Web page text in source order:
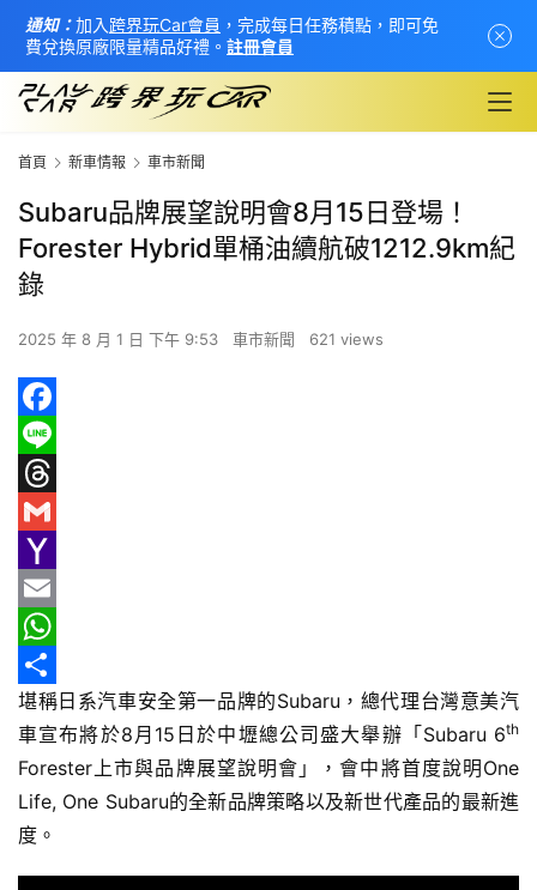
首
頁
新
車
情
報
車
輛
空
間
實
測
首頁 新車情報 車市新聞
Subaru品牌展望說明會8月15日登場！
Forester Hybrid單桶油續航破1212.9km紀
錄
2025 年 8 月 1 日 下午 9:53 車市新聞 621 views
F
a
c
b
o
o
k
L
e
T
r
e
a
d
s
G
m
a
l
Y
a
h
o
o
M
E
m
a
i
l
W
h
a
t
分
享
堪稱日系汽車安全第一品牌的Subaru，總代理台灣意美汽
車宣布將於8月15日於中壢總公司盛大舉辦「Subaru 6th
Forester上市與品牌展望說明會」，會中將首度說明One
Life, One Subaru的全新品牌策略以及新世代產品的最新進
度。
通知：加入 跨界玩Car會員 ，完成每日任務積點，即可免
費兌換原廠限量精品好禮。 註冊會員